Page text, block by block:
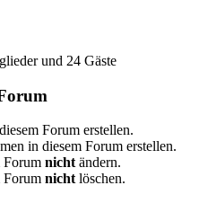
und 24 Gäste
Forum erstellen.
in diesem Forum erstellen.
Forum nicht ändern.
Forum nicht löschen.